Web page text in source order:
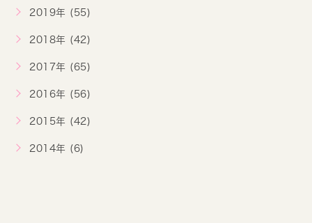
2019年 (55)
2018年 (42)
2017年 (65)
2016年 (56)
2015年 (42)
2014年 (6)